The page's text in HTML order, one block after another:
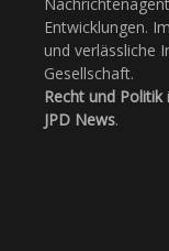
Entwicklungen.
und verlässliche
Gesellschaft.
Recht und Politik
JPD News.